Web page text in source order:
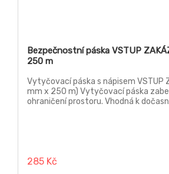
Bezpečnostní páska VSTUP
250 m
Vytyčovací páska s nápisem VSTUP
mm x 250 m) Vytyčovací páska
ohraničení prostoru. Vhodná k
285 Kč